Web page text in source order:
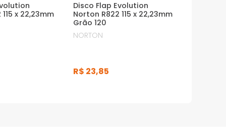
x 22,23mm
Disco Flap Evolution
Norton R822 115 x 22,23mm
Grão 120
NORTON
R$ 23,85